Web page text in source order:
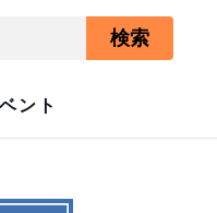
ント
検索